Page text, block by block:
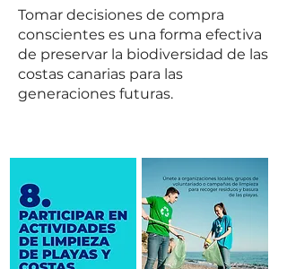
Tomar decisiones de compra
conscientes es una forma efectiva
de preservar la biodiversidad de las
costas canarias para las
generaciones futuras.